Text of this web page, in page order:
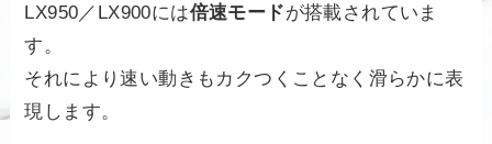
LX950／LX900には倍速モードが搭載されていま
す。
それにより速い動きもカクつくことなく滑らかに表
現します。